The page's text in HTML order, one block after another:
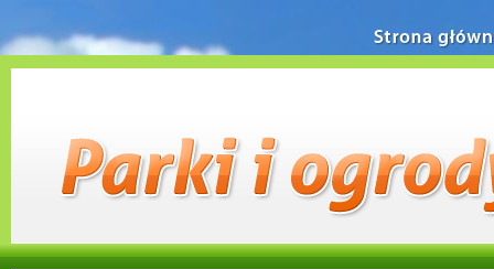
Strona główna